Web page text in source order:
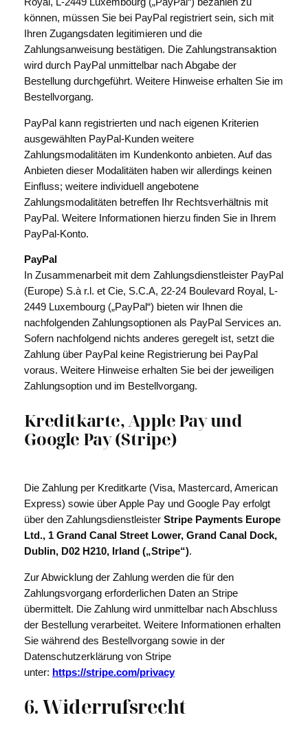
können, müssen Sie bei PayPal registriert sein, sich mit
Ihren Zugangsdaten legitimieren und die
Zahlungsanweisung bestätigen. Die Zahlungstransaktion
wird durch PayPal unmittelbar nach Abgabe der
Bestellung durchgeführt. Weitere Hinweise erhalten Sie im
Bestellvorgang.
PayPal kann registrierten und nach eigenen Kriterien
ausgewählten PayPal-Kunden weitere
Zahlungsmodalitäten im Kundenkonto anbieten. Auf das
Anbieten dieser Modalitäten haben wir allerdings keinen
Einfluss; weitere individuell angebotene
Zahlungsmodalitäten betreffen Ihr Rechtsverhältnis mit
PayPal. Weitere Informationen hierzu finden Sie in Ihrem
PayPal-Konto.
PayPal
In Zusammenarbeit mit dem Zahlungsdienstleister PayPal
(Europe) S.à r.l. et Cie, S.C.A, 22-24 Boulevard Royal, L-
2449 Luxembourg („PayPal“) bieten wir Ihnen die
nachfolgenden Zahlungsoptionen als PayPal Services an.
Sofern nachfolgend nichts anderes geregelt ist, setzt die
Zahlung über PayPal keine Registrierung bei PayPal
voraus. Weitere Hinweise erhalten Sie bei der jeweiligen
Zahlungsoption und im Bestellvorgang.
Kreditkarte, Apple Pay und
Google Pay (Stripe)
Die Zahlung per Kreditkarte (Visa, Mastercard, American
Express) sowie über Apple Pay und Google Pay erfolgt
über den Zahlungsdienstleister Stripe Payments Europe
Ltd., 1 Grand Canal Street Lower, Grand Canal Dock,
Dublin, D02 H210, Irland („Stripe“).
Zur Abwicklung der Zahlung werden die für den
Zahlungsvorgang erforderlichen Daten an Stripe
übermittelt. Die Zahlung wird unmittelbar nach Abschluss
der Bestellung verarbeitet. Weitere Informationen erhalten
Sie während des Bestellvorgang sowie in der
Datenschutzerklärung von Stripe
unter: https://stripe.com/privacy
6. Widerrufsrecht